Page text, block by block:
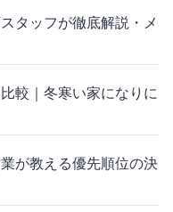
タッフが徹底解説・メ
較｜冬寒い家になりに
が教える優先順位の決